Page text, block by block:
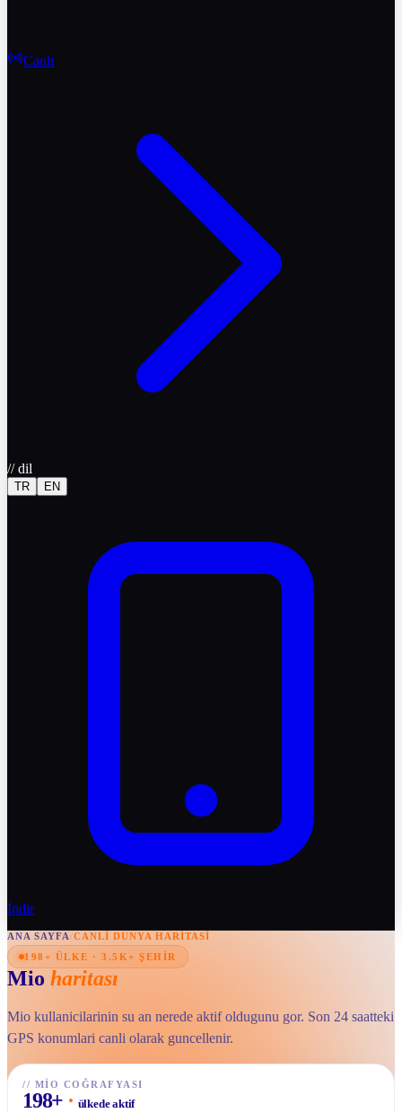
Canlı
//dil
TR EN
İndir
ANA SAYFA/CANLI DUNYA HARITASI
198+ ÜLKE · 3.5K+ ŞEHIR
Mio haritası
Mio kullanicilarinin su an nerede aktif oldugunu gor. Son 24 saatteki
GPS konumlari canli olarak guncellenir.
// MIO COĞRAFYASI
198+ · ülkede aktif